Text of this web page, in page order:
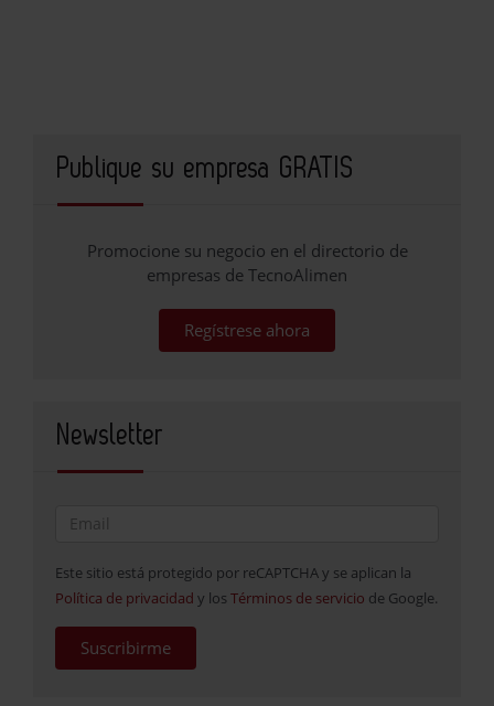
Publique su empresa GRATIS
Promocione su negocio en el directorio de
empresas de TecnoAlimen
Regístrese ahora
Newsletter
Este sitio está protegido por reCAPTCHA y se aplican la
Política de privacidad y los Términos de servicio de Google.
Suscribirme